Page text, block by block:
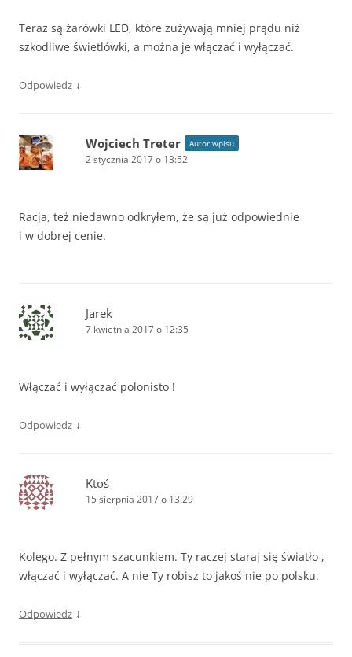
Teraz są żarówki LED, które zużywają mniej prądu niż
szkodliwe świetlówki, a można je włączać i wyłączać.
Odpowiedz ↓
Wojciech Treter Autor wpisu
2 stycznia 2017 o 13:52
Racja, też niedawno odkryłem, że są już odpowiednie
i w dobrej cenie.
Jarek
7 kwietnia 2017 o 12:35
Włączać i wyłączać polonisto !
Odpowiedz ↓
Ktoś
15 sierpnia 2017 o 13:29
Kolego. Z pełnym szacunkiem. Ty raczej staraj się światło ,
włączać i wyłączać. A nie Ty robisz to jakoś nie po polsku.
Odpowiedz ↓